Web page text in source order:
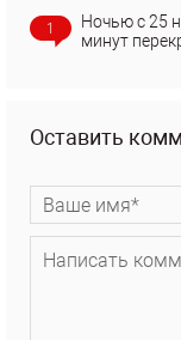
1
Ночью с 25
минут
Оставить